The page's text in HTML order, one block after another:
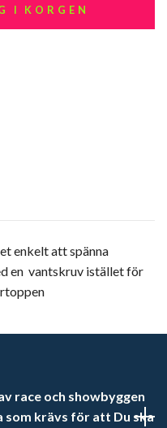
I KORGEN
enkelt att spänna
en vantskruv istället för
race och showbyggen
krävs för att Du ska